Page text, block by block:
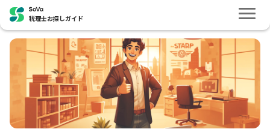
税理士お探しガイド